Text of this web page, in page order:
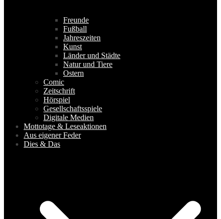
Freunde
Fußball
Jahreszeiten
Kunst
Länder und Städte
Natur und Tiere
Ostern
Comic
Zeitschrift
Hörspiel
Gesellschaftsspiele
Digitale Medien
Mottotage & Leseaktionen
Aus eigener Feder
Dies & Das